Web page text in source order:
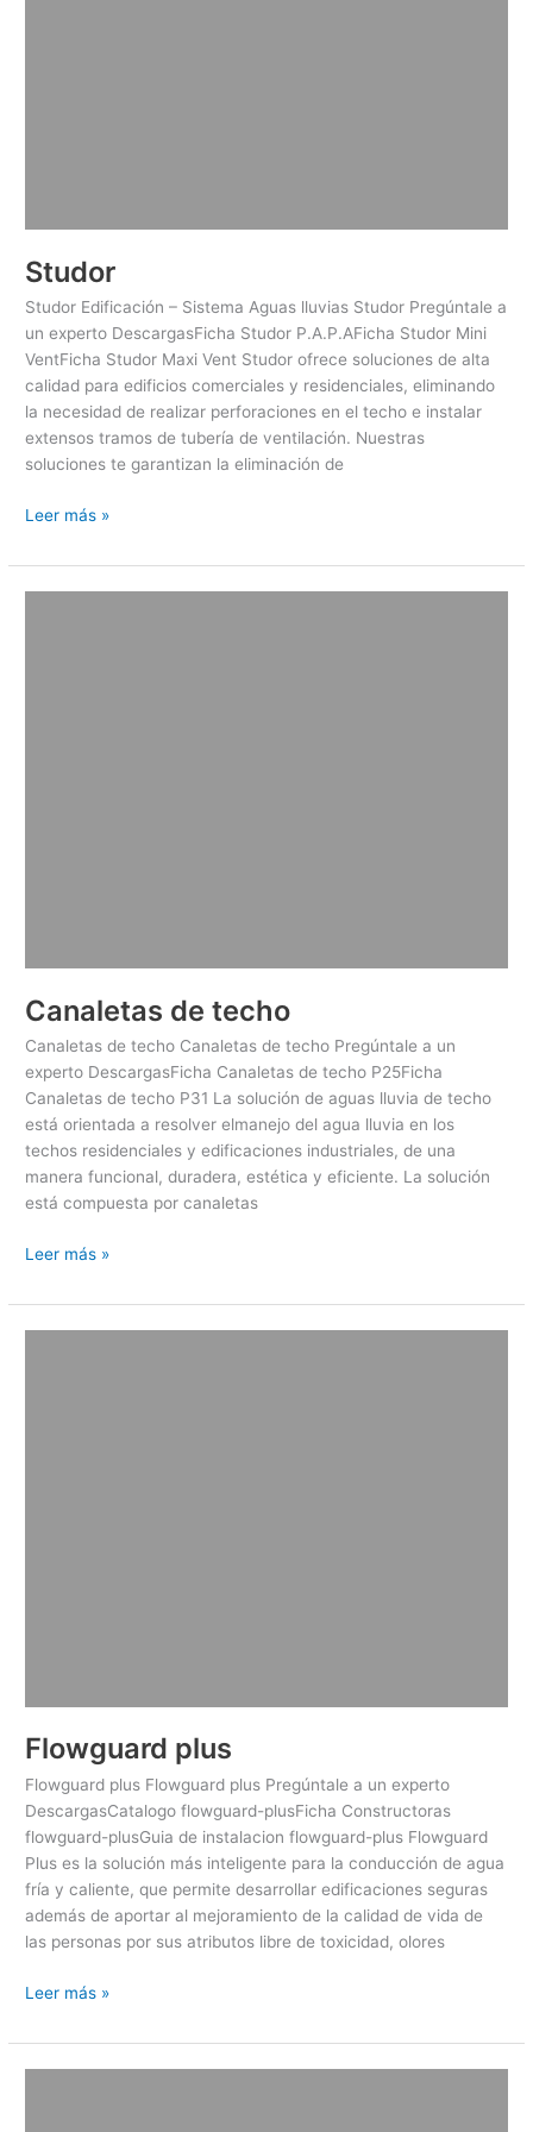
Studor
Studor Edificación – Sistema Aguas lluvias Studor Pregúntale a
un experto DescargasFicha Studor P.A.P.AFicha Studor Mini
VentFicha Studor Maxi Vent Studor ofrece soluciones de alta
calidad para edificios comerciales y residenciales, eliminando
la necesidad de realizar perforaciones en el techo e instalar
extensos tramos de tubería de ventilación. Nuestras
soluciones te garantizan la eliminación de
Leer más »
Canaletas de techo
Canaletas de techo Canaletas de techo Pregúntale a un
experto DescargasFicha Canaletas de techo P25Ficha
Canaletas de techo P31 La solución de aguas lluvia de techo
está orientada a resolver elmanejo del agua lluvia en los
techos residenciales y edificaciones industriales, de una
manera funcional, duradera, estética y eficiente. La solución
está compuesta por canaletas
Leer más »
Flowguard plus
Flowguard plus Flowguard plus Pregúntale a un experto
DescargasCatalogo flowguard-plusFicha Constructoras
flowguard-plusGuia de instalacion flowguard-plus Flowguard
Plus es la solución más inteligente para la conducción de agua
fría y caliente, que permite desarrollar edificaciones seguras
además de aportar al mejoramiento de la calidad de vida de
las personas por sus atributos libre de toxicidad, olores
Leer más »